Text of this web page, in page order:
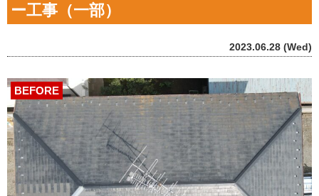
ー工事（一部）
2023.06.28 (Wed)
BEFORE